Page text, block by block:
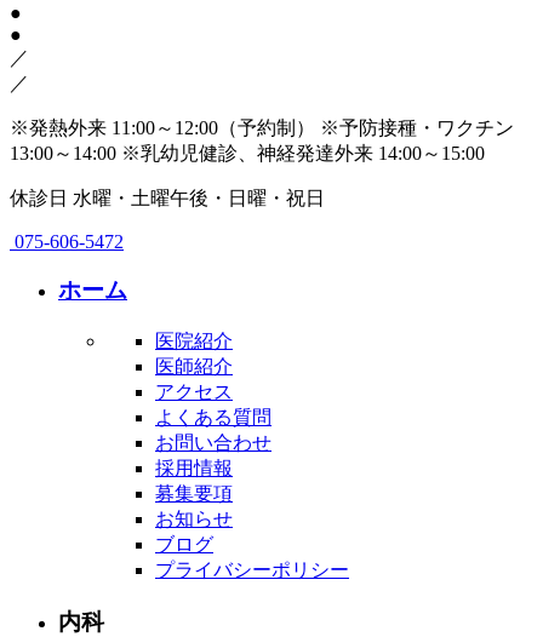
●
●
／
／
※発熱外来 11:00～12:00（予約制）
※予防接種・ワクチン
13:00～14:00 ※乳幼児健診、神経発達外来 14:00～15:00
休診日 水曜・土曜午後・日曜・祝日
075-606-5472
ホーム
医院紹介
医師紹介
アクセス
よくある質問
お問い合わせ
採用情報
募集要項
お知らせ
ブログ
プライバシーポリシー
内科